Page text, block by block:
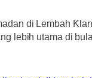
di Lembah
lebih utama di